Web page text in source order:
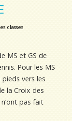
classes
MS et GS de
Pour les MS
pieds vers les
la Croix des
pas fait